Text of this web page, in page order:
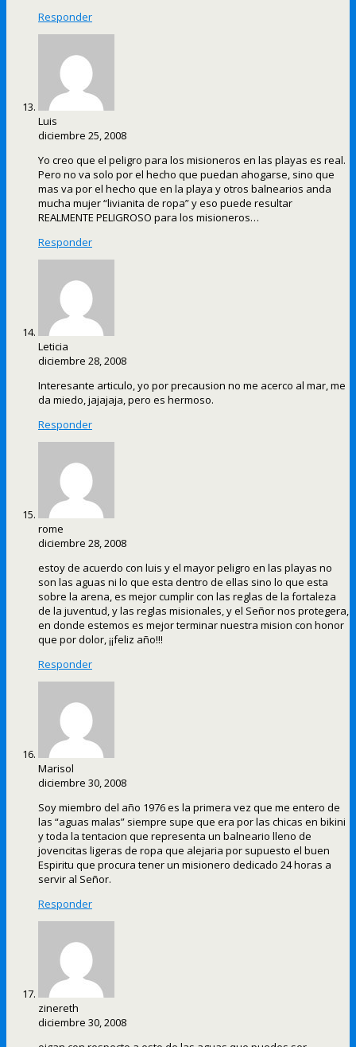
Responder
Luis
diciembre 25, 2008
Yo creo que el peligro para los misioneros en las playas es real.
Pero no va solo por el hecho que puedan ahogarse, sino que
mas va por el hecho que en la playa y otros balnearios anda
mucha mujer “livianita de ropa” y eso puede resultar
REALMENTE PELIGROSO para los misioneros…
Responder
Leticia
diciembre 28, 2008
Interesante articulo, yo por precausion no me acerco al mar, me
da miedo, jajajaja, pero es hermoso.
Responder
rome
diciembre 28, 2008
estoy de acuerdo con luis y el mayor peligro en las playas no
son las aguas ni lo que esta dentro de ellas sino lo que esta
sobre la arena, es mejor cumplir con las reglas de la fortaleza
de la juventud, y las reglas misionales, y el Señor nos protegera,
en donde estemos es mejor terminar nuestra mision con honor
que por dolor, ¡¡feliz año!!!
Responder
Marisol
diciembre 30, 2008
Soy miembro del año 1976 es la primera vez que me entero de
las “aguas malas” siempre supe que era por las chicas en bikini
y toda la tentacion que representa un balneario lleno de
jovencitas ligeras de ropa que alejaria por supuesto el buen
Espiritu que procura tener un misionero dedicado 24 horas a
servir al Señor.
Responder
zinereth
diciembre 30, 2008